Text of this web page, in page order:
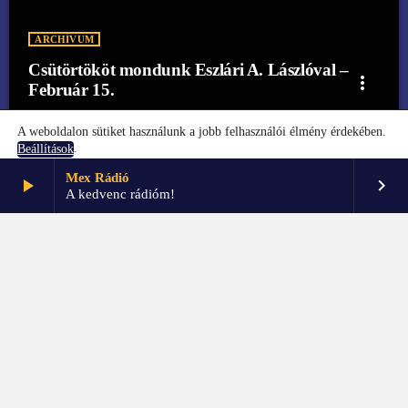
play_arrow
Mex Rádió
A kedvenc rádióm!
keyboard_arrow_right
ARCHÍVUM
Csütörtököt mondunk Eszlári A. Lászlóval –
Február 15.
more_vert
FŐOLDAL
A weboldalon sütiket használunk a jobb felhasználói élmény érdekében.
Beállítások.
Elfogadom Beállítások